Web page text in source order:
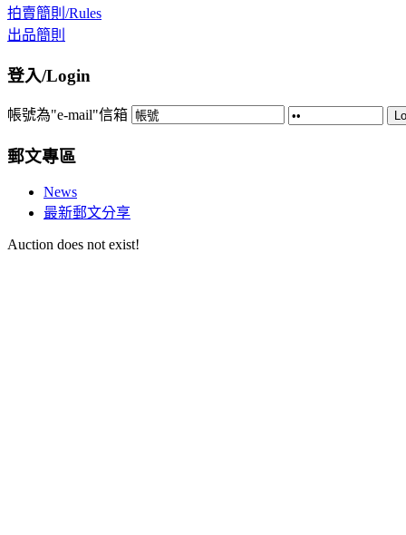
拍賣簡則/Rules
出品簡則
登入/Login
帳號為"e-mail"信箱
郵文專區
News
最新郵文分享
Auction does not exist!